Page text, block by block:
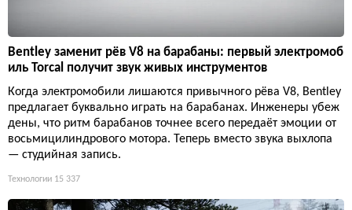
Bentley заменит рёв V8 на барабаны: первый электромоб
иль Torcal получит звук живых инструментов
Когда электромобили лишаются привычного рёва V8, Bentley
предлагает буквально играть на барабанах. Инженеры убеж
дены, что ритм барабанов точнее всего передаёт эмоции от
восьмицилиндрового мотора. Теперь вместо звука выхлопа
— студийная запись.
Технологии 15 337